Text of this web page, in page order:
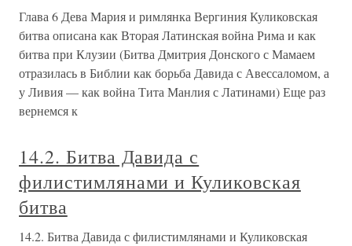
Глава 6 Дева Мария и римлянка Вергиния Куликовская
битва описана как Вторая Латинская война Рима и как
битва при Клузии (Битва Дмитрия Донского с Мамаем
отразилась в Библии как борьба Давида с Авессаломом, а
у Ливия — как война Тита Манлия с Латинами) Еще раз
вернемся к
14.2. Битва Давида с
филистимлянами и Куликовская
битва
14.2. Битва Давида с филистимлянами и Куликовская